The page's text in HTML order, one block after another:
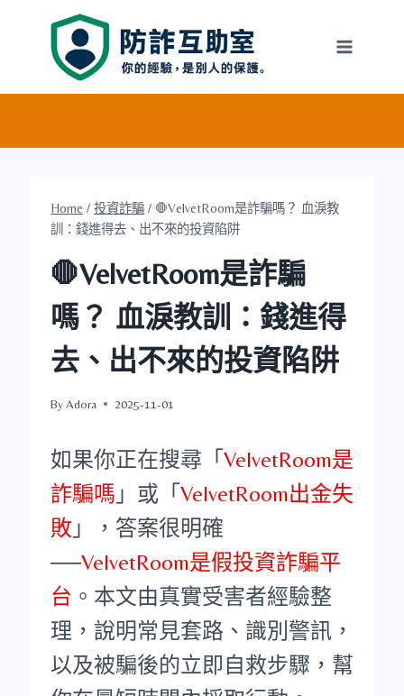
Home / 投資詐騙 / 🛑VelvetRoom是詐騙嗎？ 血淚教
訓：錢進得去、出不來的投資陷阱
🛑VelvetRoom是詐騙
嗎？ 血淚教訓：錢進得
去、出不來的投資陷阱
ByAdora 2025-11-01
如果你正在搜尋「 VelvetRoom是
詐騙嗎 」或「 VelvetRoom出金失
敗 」，答案很明確
──VelvetRoom是假投資詐騙平
台 。本文由真實受害者經驗整
理，說明常見套路、識別警訊，
以及被騙後的立即自救步驟，幫